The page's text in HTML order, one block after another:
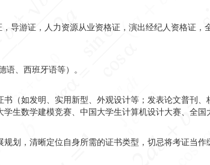
导游证，人力资源从业资格证， 演出经纪人资格证，
、西班牙语等）。
（如发明、实用新型、外观设计等；发表论文普刊、
生数学建模竞赛、中国大学生计算机设计大赛、全
划，清晰定位自身所需的证书类型，切忌将考证当作